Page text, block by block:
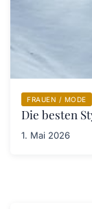
FRAUEN / MODE
Die besten
1. Mai 2026